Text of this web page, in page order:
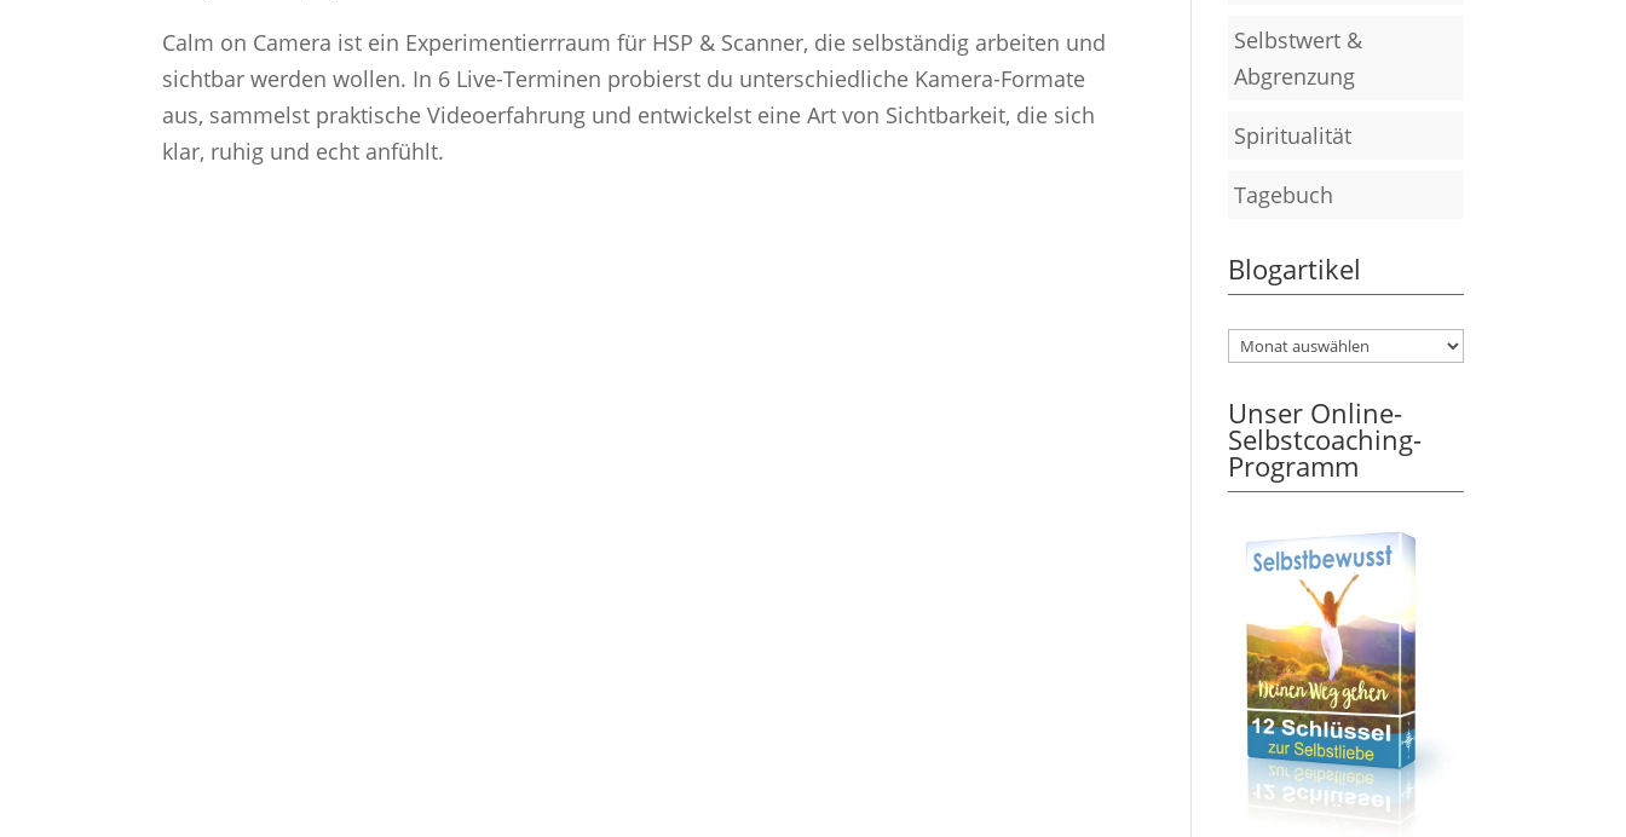
Calm on Camera ist ein Experimentierrraum für HSP & Scanner, die selbständig arbeiten und
sichtbar werden wollen. In 6 Live-Terminen probierst du unterschiedliche Kamera-Formate
aus, sammelst praktische Videoerfahrung und entwickelst eine Art von Sichtbarkeit, die sich
klar, ruhig und echt anfühlt.
Selbstwert &
Abgrenzung
Spiritualität
Tagebuch
Blogartikel
Unser Online-
Selbstcoaching-
Programm